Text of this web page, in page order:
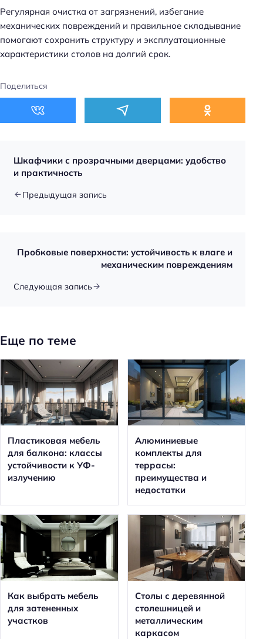
Регулярная очистка от загрязнений, избегание
механических повреждений и правильное складывание
помогают сохранить структуру и эксплуатационные
характеристики столов на долгий срок.
Поделиться
Шкафчики с прозрачными дверцами: удобство
и практичность
Предыдущая запись
Пробковые поверхности: устойчивость к влаге и
механическим повреждениям
Следующая запись
Еще по теме
Пластиковая мебель
для балкона: классы
устойчивости к УФ-
излучению
Алюминиевые
комплекты для
террасы:
преимущества и
недостатки
Как выбрать мебель
для затененных
участков
Столы с деревянной
столешницей и
металлическим
каркасом
а